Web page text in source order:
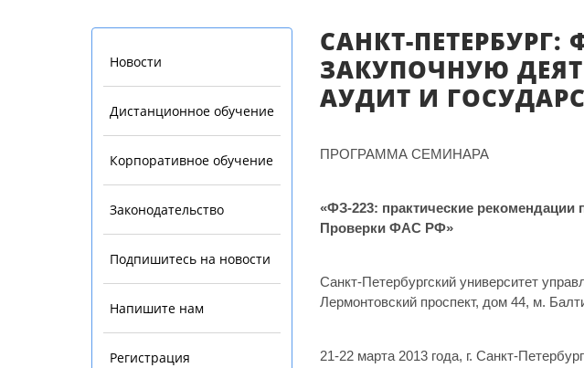
Новости
Дистанционное обучение
Корпоративное обучение
Законодательство
Подпишитесь на новости
Напишите нам
Регистрация
САНКТ-
ЗАКУПОЧНУЮ
АУДИТ И
ПРОГРАММА СЕМИНАРА
«ФЗ-223: практические
Проверки ФАС РФ»
Санкт-Петербургский университет
Лермонтовский проспект, дом 44, м.
21-22 марта 2013 года, г. Санкт-Петербург